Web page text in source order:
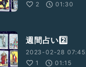
2
01:30
週間占い2️⃣
2023-02-28
1
01:15